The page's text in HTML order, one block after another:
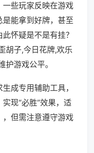
些玩家反映在游戏
能拿到好牌，甚至
怀疑是不是有挂？
胡子,今日花牌,欢乐
游戏公平。
成专用辅助工具，
现“必胜”效果，适
但需注意遵守游戏